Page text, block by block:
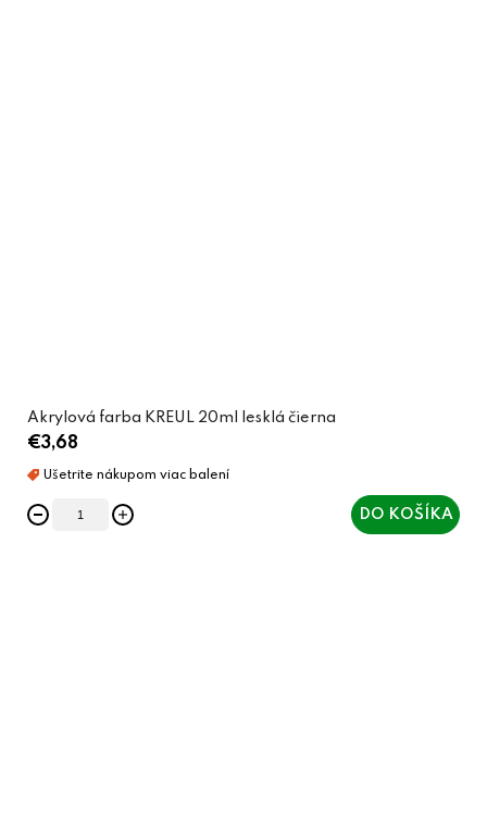
Akrylová farba KREUL 20ml lesklá čierna
€3,68
DO KOŠÍKA